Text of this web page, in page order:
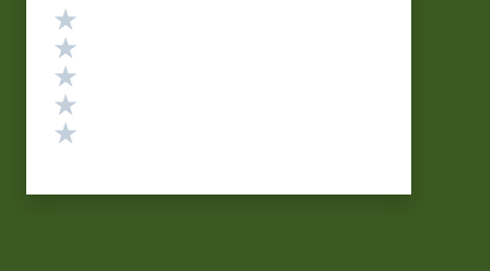
Valutazione